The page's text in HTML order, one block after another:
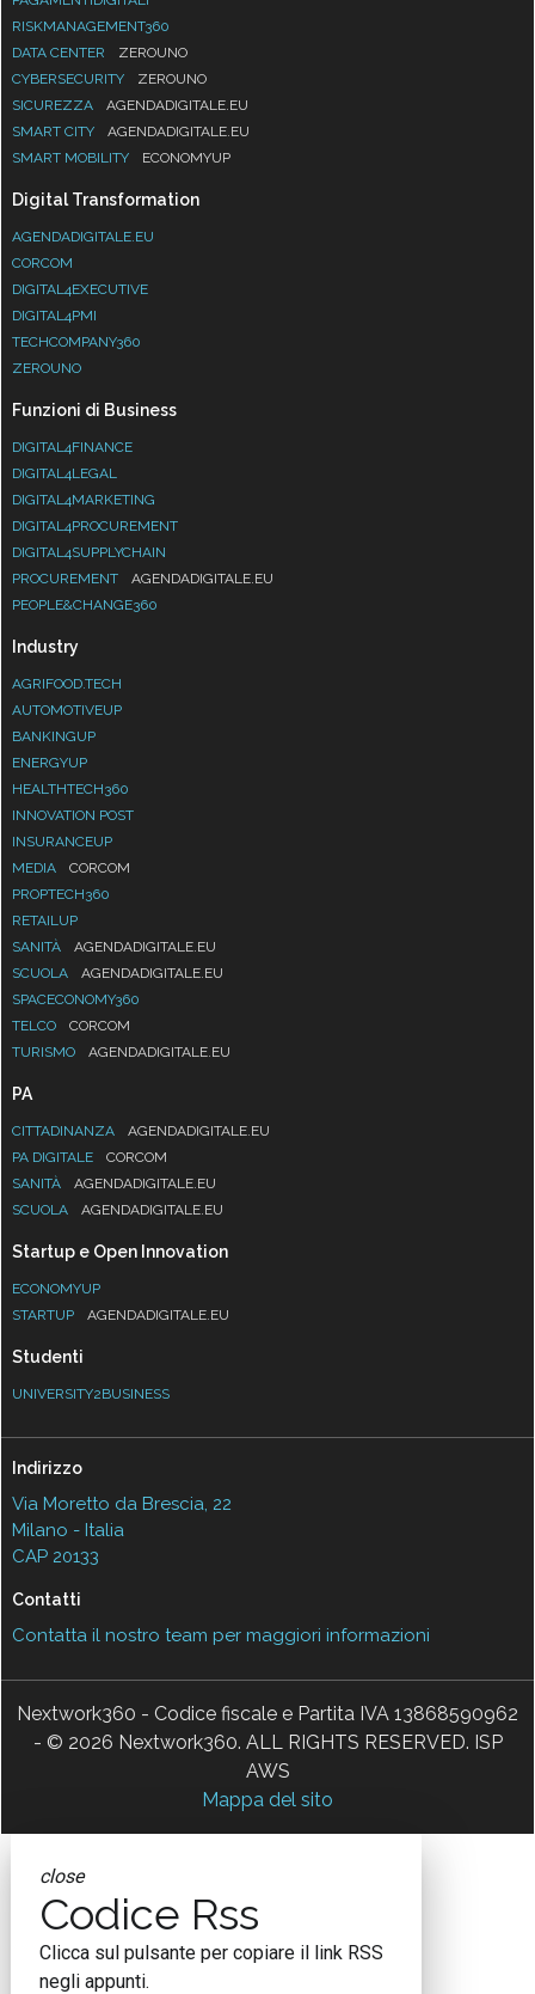
RISKMANAGEMENT360
DATA CENTER
ZEROUNO
CYBERSECURITY
ZEROUNO
SICUREZZA
AGENDADIGITALE.EU
SMART CITY
AGENDADIGITALE.EU
SMART MOBILITY
ECONOMYUP
Digital Transformation
AGENDADIGITALE.EU
CORCOM
DIGITAL4EXECUTIVE
DIGITAL4PMI
TECHCOMPANY360
ZEROUNO
Funzioni di Business
DIGITAL4FINANCE
DIGITAL4LEGAL
DIGITAL4MARKETING
DIGITAL4PROCUREMENT
DIGITAL4SUPPLYCHAIN
PROCUREMENT
AGENDADIGITALE.EU
PEOPLE&CHANGE360
Industry
AGRIFOOD.TECH
AUTOMOTIVEUP
BANKINGUP
ENERGYUP
HEALTHTECH360
INNOVATION POST
INSURANCEUP
MEDIA
CORCOM
PROPTECH360
RETAILUP
SANITÀ
AGENDADIGITALE.EU
SCUOLA
AGENDADIGITALE.EU
SPACECONOMY360
TELCO
CORCOM
TURISMO
AGENDADIGITALE.EU
PA
CITTADINANZA
AGENDADIGITALE.EU
PA DIGITALE
CORCOM
SANITÀ
AGENDADIGITALE.EU
SCUOLA
AGENDADIGITALE.EU
Startup e Open Innovation
ECONOMYUP
STARTUP
AGENDADIGITALE.EU
Studenti
UNIVERSITY2BUSINESS
Indirizzo
Via Moretto da Brescia, 22
Milano - Italia
CAP 20133
Contatti
Contatta il nostro team per maggiori informazioni
Nextwork360 - Codice fiscale e Partita IVA 13868590962
- © 2026 Nextwork360. ALL RIGHTS RESERVED. ISP
AWS
Mappa del sito
close
Codice Rss
Clicca sul pulsante per copiare il link RSS
negli appunti.